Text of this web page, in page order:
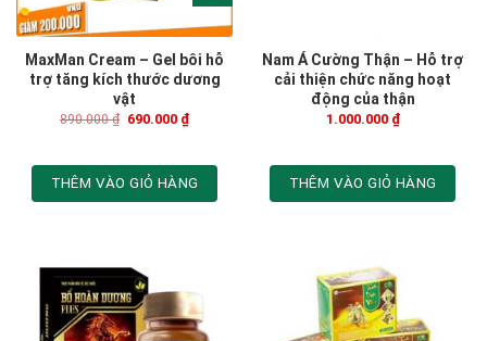
MaxMan Cream – Gel bôi hỗ
trợ tăng kích thước dương
vật
890.000₫ 690.000 ₫
THÊM VÀO GIỎ HÀNG
Nam Á Cường Thận – Hỗ trợ
cải thiện chức năng hoạt
động của thận
1.000.000 ₫
THÊM VÀO GIỎ HÀNG